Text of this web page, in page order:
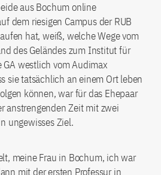
aus Bochum online
dem riesigen Campus der RUB
hat, weiß, welche Wege vom
des Geländes zum Institut für
GA westlich vom Audimax
sie tatsächlich an einem Ort leben
können, war für das Ehepaar
anstrengenden Zeit mit zwei
ungewisses Ziel.
meine Frau in Bochum, ich war
mit der ersten Professur in